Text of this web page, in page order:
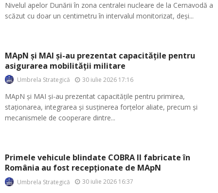
Nivelul apelor Dunării în zona centralei nucleare de la Cernavodă a
scăzut cu doar un centimetru în intervalul monitorizat, deși...
MApN și MAI și-au prezentat capacitățile pentru
asigurarea mobilității militare
Umbrela Strategică 30 iulie 2026 17:16
MApN și MAI și-au prezentat capacitățile pentru primirea,
staționarea, integrarea și susținerea forțelor aliate, precum și
mecanismele de cooperare dintre...
Primele vehicule blindate COBRA II fabricate în
România au fost recepționate de MApN
Umbrela Strategică 30 iulie 2026 16:37